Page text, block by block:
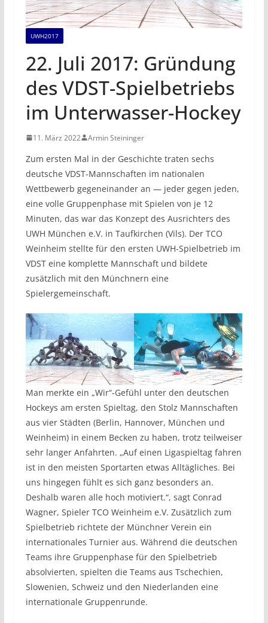
UWH2017
22. Juli 2017: Gründung
des VDST-Spielbetriebs
im Unterwasser-Hockey
11. März 2022 Armin Steininger
Zum ersten Mal in der Geschichte traten sechs
deutsche VDST-Mannschaften im nationalen
Wettbewerb gegeneinander an — jeder gegen jeden,
eine volle Gruppenphase mit Spielen von je 12
Minuten, das war das Konzept des Ausrichters des
UWH München e.V. in Taufkirchen (Vils). Der TCO
Weinheim stellte für den ersten UWH-Spielbetrieb im
VDST eine komplette Mannschaft und bildete
zusätzlich mit den Münchnern eine
Spielergemeinschaft.
Man merkte ein „Wir“-Gefühl unter den deutschen
Hockeys am ersten Spieltag, den Stolz Mannschaften
aus vier Städten (Berlin, Hannover, München und
Weinheim) in einem Becken zu haben, trotz teilweiser
sehr langer Anfahrten. „Auf einen Ligaspieltag fahren
ist in den meisten Sportarten etwas Alltägliches. Bei
uns hingegen fühlt es sich ganz besonders an.
Deshalb waren alle hoch motiviert.“, sagt Conrad
Wagner, Spieler TCO Weinheim e.V. Zusätzlich zum
Spielbetrieb richtete der Münchner Verein ein
internationales Turnier aus. Während die deutschen
Teams ihre Gruppenphase für den Spielbetrieb
absolvierten, spielten die Teams aus Tschechien,
Slowenien, Schweiz und den Niederlanden eine
internationale Gruppenrunde.